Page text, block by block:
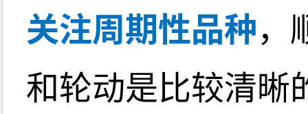
关注周期性品种，
和轮动是比较清晰